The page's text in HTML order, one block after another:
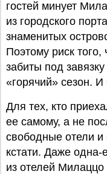
гостей минует
из городского
знаменитых
Поэтому риск
забиты под
«горячий» сезон.
Для тех, кто
ее самому, а не
свободные отели
кстати. Даже
из отелей